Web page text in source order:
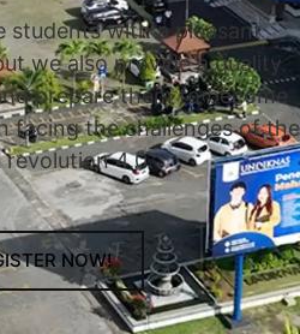
students with a pleasant
we also provide a quality
prepare them to become
facing the challenges of the
revolution 4.0.
NOW!